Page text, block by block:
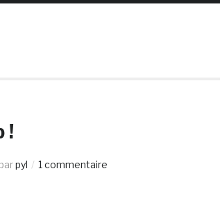
!
parpyl 1 commentaire